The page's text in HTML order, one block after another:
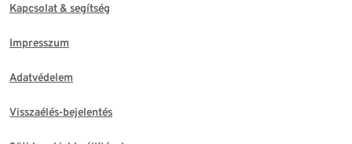
Kapcsolat & segítség
Impresszum
Adatvédelem
Visszaélés-bejelentés